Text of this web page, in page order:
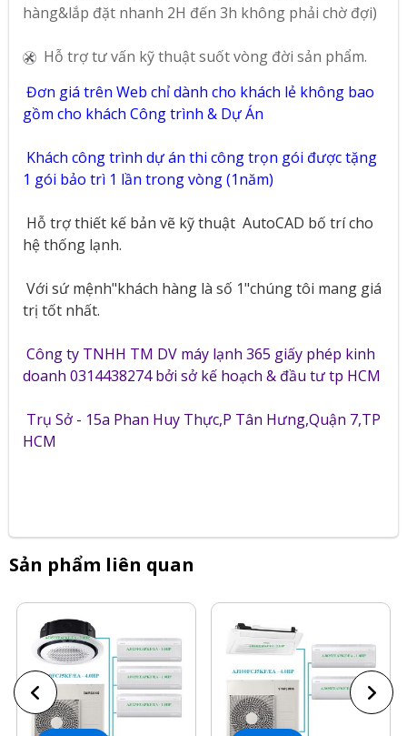
hàng&lắp đặt nhanh 2H đến 3h không phải chờ đợi)
Hỗ trợ tư vấn kỹ thuật suốt vòng đời sản phẩm.
Đơn giá trên Web chỉ dành cho khách lẻ không bao
gồm cho khách Công trình & Dự Án
Khách công trình dự án thi công trọn gói được tặng
1 gói bảo trì 1 lần trong vòng (1năm)
Hỗ trợ thiết kế bản vẽ kỹ thuật AutoCAD bố trí cho
hệ thống lạnh.
Với sứ mệnh"khách hàng là số 1"chúng tôi mang giá
trị tốt nhất.
Công ty TNHH TM DV máy lạnh 365 giấy phép kinh
doanh 0314438274 bởi sở kế hoạch & đầu tư tp HCM
Trụ Sở - 15a Phan Huy Thực,P Tân Hưng,Quận 7,TP
HCM
Sản phẩm liên quan